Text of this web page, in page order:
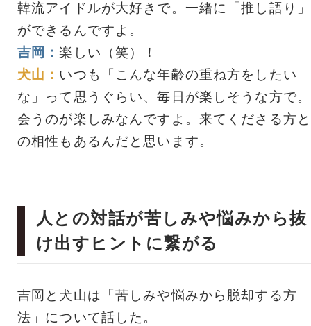
韓流アイドルが大好きで。一緒に「推し語り」
ができるんですよ。
吉岡：楽しい（笑）！
犬山： いつも「こんな年齢の重ね方をしたい
な」って思うぐらい、毎日が楽しそうな方で。
会うのが楽しみなんですよ。来てくださる方と
の相性もあるんだと思います。
人との対話が苦しみや悩みから抜
け出すヒントに繋がる
吉岡と犬山は「苦しみや悩みから脱却する方
法」について話した。